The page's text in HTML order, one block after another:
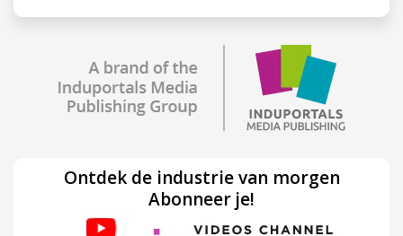
Ontdek de industrie van morgen
Abonneer je!